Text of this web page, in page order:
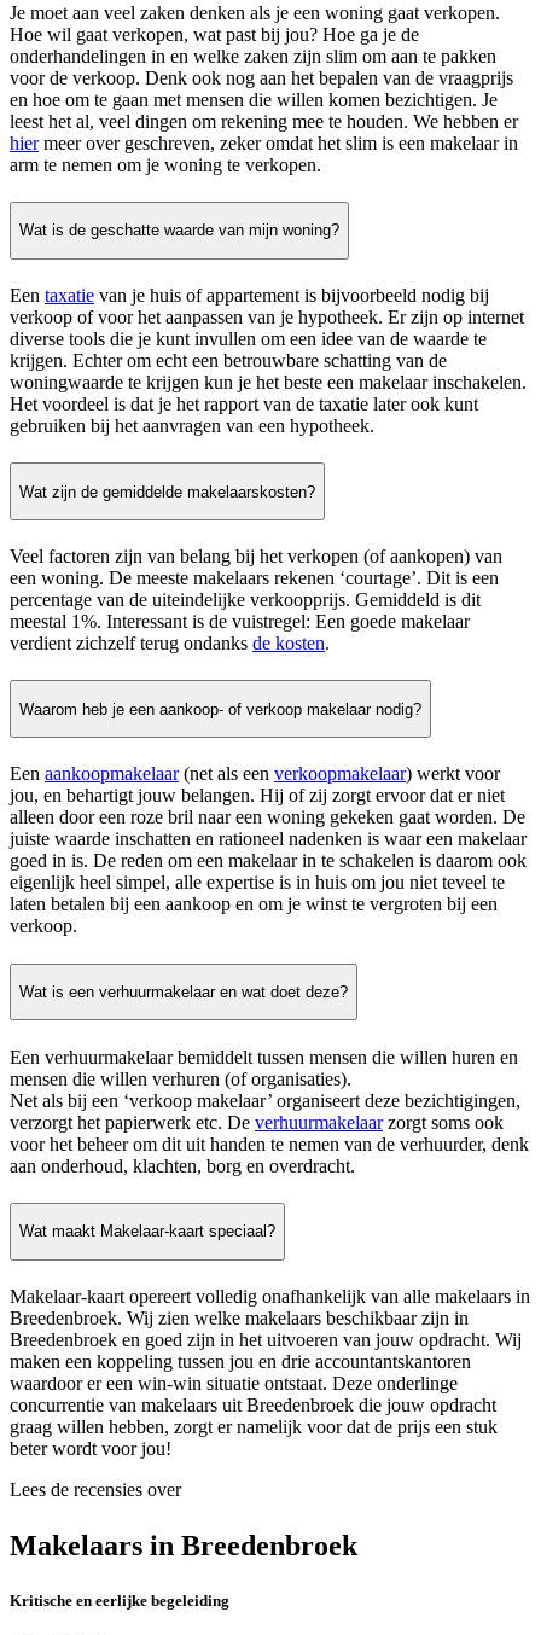
Je moet aan veel zaken denken als je een woning gaat verkopen.
Hoe wil gaat verkopen, wat past bij jou? Hoe ga je de
onderhandelingen in en welke zaken zijn slim om aan te pakken
voor de verkoop. Denk ook nog aan het bepalen van de vraagprijs
en hoe om te gaan met mensen die willen komen bezichtigen. Je
leest het al, veel dingen om rekening mee te houden. We hebben er
hiermeer over geschreven, zeker omdat het slim is een makelaar in
arm te nemen om je woning te verkopen.
Wat is de geschatte waarde van mijn woning?
Een taxatie van je huis of appartement is bijvoorbeeld nodig bij
verkoop of voor het aanpassen van je hypotheek. Er zijn op internet
diverse tools die je kunt invullen om een idee van de waarde te
krijgen. Echter om echt een betrouwbare schatting van de
woningwaarde te krijgen kun je het beste een makelaar inschakelen.
Het voordeel is dat je het rapport van de taxatie later ook kunt
gebruiken bij het aanvragen van een hypotheek.
Wat zijn de gemiddelde makelaarskosten?
Veel factoren zijn van belang bij het verkopen (of aankopen) van
een woning. De meeste makelaars rekenen ‘courtage’. Dit is een
percentage van de uiteindelijke verkoopprijs. Gemiddeld is dit
meestal 1%. Interessant is de vuistregel: Een goede makelaar
verdient zichzelf terug ondanks de kosten.
Waarom heb je een aankoop- of verkoop makelaar nodig?
Een aankoopmakelaar(net als een verkoopmakelaar) werkt voor
jou, en behartigt jouw belangen. Hij of zij zorgt ervoor dat er niet
alleen door een roze bril naar een woning gekeken gaat worden. De
juiste waarde inschatten en rationeel nadenken is waar een makelaar
goed in is. De reden om een makelaar in te schakelen is daarom ook
eigenlijk heel simpel, alle expertise is in huis om jou niet teveel te
laten betalen bij een aankoop en om je winst te vergroten bij een
verkoop.
Wat is een verhuurmakelaar en wat doet deze?
Een verhuurmakelaar bemiddelt tussen mensen die willen huren en
mensen die willen verhuren (of organisaties).
Net als bij een ‘verkoop makelaar’ organiseert deze bezichtigingen,
verzorgt het papierwerk etc. De verhuurmakelaarzorgt soms ook
voor het beheer om dit uit handen te nemen van de verhuurder, denk
aan onderhoud, klachten, borg en overdracht.
Wat maakt Makelaar-kaart speciaal?
Makelaar-kaart opereert volledig onafhankelijk van alle makelaars in
Breedenbroek. Wij zien welke makelaars beschikbaar zijn in
Breedenbroek en goed zijn in het uitvoeren van jouw opdracht. Wij
maken een koppeling tussen jou en drie accountantskantoren
waardoor er een win-win situatie ontstaat. Deze onderlinge
concurrentie van makelaars uit Breedenbroek die jouw opdracht
graag willen hebben, zorgt er namelijk voor dat de prijs een stuk
beter wordt voor jou!
Lees de recensies over
Makelaars in Breedenbroek
Kritische en eerlijke begeleiding